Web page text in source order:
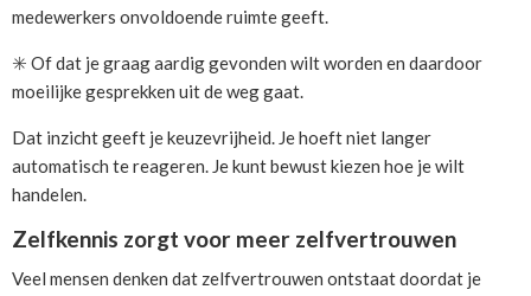
medewerkers onvoldoende ruimte geeft.
✳️ Of dat je graag aardig gevonden wilt worden en daardoor
moeilijke gesprekken uit de weg gaat.
Dat inzicht geeft je keuzevrijheid. Je hoeft niet langer
automatisch te reageren. Je kunt bewust kiezen hoe je wilt
handelen.
Zelfkennis zorgt voor meer zelfvertrouwen
Veel mensen denken dat zelfvertrouwen ontstaat doordat je